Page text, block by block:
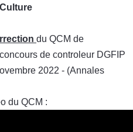
du QCM de
de controleur DGFIP
2022 - (Annales
du QCM :